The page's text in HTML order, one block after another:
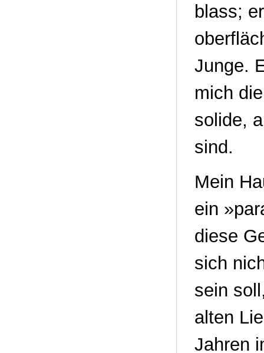
blass;
Junge.
mich
solide,
sind.
Mein
ein
diese
sich
sein
alten
Jahren